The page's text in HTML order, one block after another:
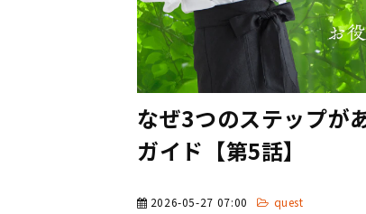
なぜ3つのステップが
ガイド【第5話】
2026-05-27 07:00
quest